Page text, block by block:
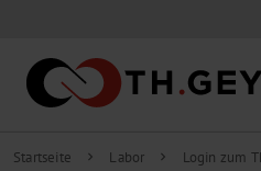
Startseite chevron_right Labor chevron_right Login zum